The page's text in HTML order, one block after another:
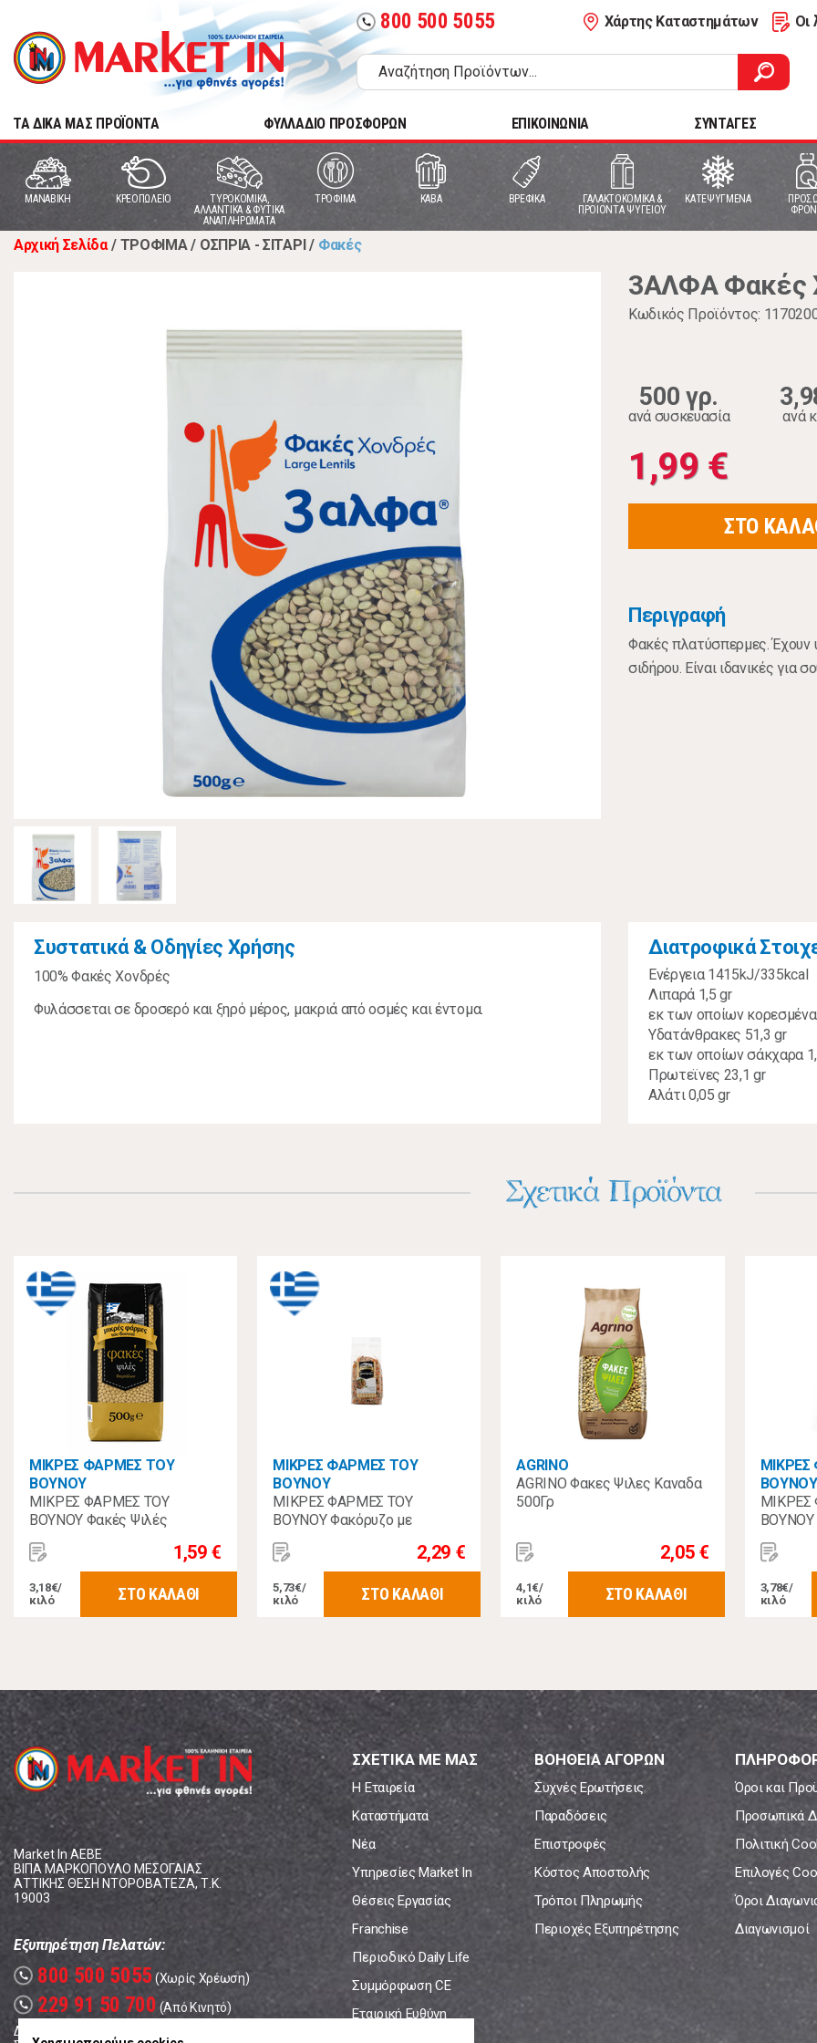
call 800 500 5055 Χάρτης Καταστημάτων Οι
TA ΔΙΚΑ ΜΑΣ ΠΡΟΪΟΝΤΑ ΦΥΛΛΑΔΙΟ ΠΡΟΣΦΟΡΩΝ ΕΠΙΚΟΙΝΩΝΙΑ ΣΥΝΤΑΓΕΣ
MANABIKH ΚΡΕΟΠΩΛΕΙΟ
ΤΥΡΟΚΟΜΙΚΑ,
ΑΛΛΑΝΤΙΚΑ & ΦΥΤΙΚΑ
ΑΝΑΠΛΗΡΩΜΑΤΑ
ΤΡΟΦΙΜΑ ΚΑΒΑ ΒΡΕΦΙΚΑ
ΓΑΛΑΚΤΟΚΟΜΙΚΑ &
ΠΡΟΙΟΝΤΑ ΨΥΓΕΙΟΥ
ΚΑΤΕΨΥΓΜΕΝΑ
Αρχική Σελίδα / ΤΡΟΦΙΜΑ / ΟΣΠΡΙΑ - ΣΙΤΑΡΙ / Φακές
3ΑΛΦΑ Φακές
Κωδικός Προϊόντος:
500 γρ.
ανά συσκευασία ανά
1,99 €
ΣΤΟ
Περιγραφή
Φακές πλατύσπερμες. Έχουν
σιδήρου. Είναι ιδανικές για
Συστατικά & Οδηγίες Χρήσης
100% Φακές Χονδρές
Φυλάσσεται σε δροσερό και ξηρό μέρος, μακριά από οσμές και έντομα.
Διατροφικά
Ενέργεια 1415kJ/335kcal
Λιπαρά 1,5 gr
εκ των οποίων
Υδατάνθρακες 51,3 gr
εκ των οποίων σάκχαρα
Πρωτεϊνες 23,1 gr
Αλάτι 0,05 gr
Σχετικά Προϊόντα
ΜΙΚΡΕΣ ΦΑΡΜΕΣ ΤΟΥ
ΒΟΥΝΟΥ
ΜΙΚΡΕΣ ΦΑΡΜΕΣ ΤΟΥ
ΒΟΥΝΟΥ Φακές Ψιλές
Φαρσάλων 500 γρ.
1,59 €
3,18€/
κιλό
ΣΤΟ ΚΑΛΑΘΙ
ΜΙΚΡΕΣ ΦΑΡΜΕΣ ΤΟΥ
ΒΟΥΝΟΥ
ΜΙΚΡΕΣ ΦΑΡΜΕΣ ΤΟΥ
ΒΟΥΝΟΥ Φακόρυζο με
Μπαχαρικά 400γρ
2,29 €
5,73€/
κιλό
ΣΤΟ ΚΑΛΑΘΙ
AGRINO
AGRINO Φακες Ψιλες Καναδα
500Γρ
2,05 €
4,1€/
κιλό
ΣΤΟ ΚΑΛΑΘΙ
ΒΟΥΝΟΥ
ΒΟΥΝΟΥ
500γρ
3,78€/
κιλό
Market In ΑΕΒΕ
ΒΙΠΑ ΜΑΡΚΟΠΟΥΛΟ ΜΕΣΟΓΑΙΑΣ
ΑΤΤΙΚΗΣ ΘΕΣΗ ΝΤΟΡΟΒΑΤΕΖΑ, Τ.Κ.
19003
Εξυπηρέτηση Πελατών:
call 800 500 5055 (Χωρίς Χρέωση)
call 229 91 50 700 (Από Κινητό)
Δευτέρα - Παρασκευή: 08:00 - 17:00
ΣΧΕΤΙΚΑ ΜΕ ΜΑΣ
Η Εταιρεία
Καταστήματα
Νέα
Υπηρεσίες Market In
Θέσεις Εργασίας
Franchise
Περιοδικό Daily Life
Συμμόρφωση CE
Εταιρική Ευθύνη
ΒΟΗΘΕΙΑ ΑΓΟΡΩΝ
Συχνές Ερωτήσεις
Παραδόσεις
Επιστροφές
Κόστος Αποστολής
Τρόποι Πληρωμής
Περιοχές Εξυπηρέτησης
Όροι και
Προσωπικά
Πολιτική
Επιλογές
Όροι
Διαγωνισμοί